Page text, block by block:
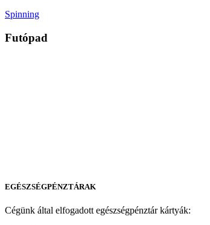
Spinning
Futópad
EGÉSZSÉGPÉNZTÁRAK
Cégünk által elfogadott egészségpénztár kártyák: